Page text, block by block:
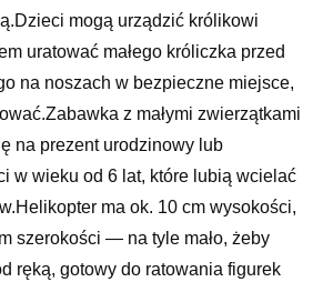
mogą urządzić królikowi
uratować małego króliczka przed
na noszach w bezpieczne miejsce,
z małymi zwierzątkami
na prezent urodzinowy lub
w wieku od 6 lat, które lubią wcielać
ma ok. 10 cm wysokości,
szerokości — na tyle mało, żeby
ręką, gotowy do ratowania figurek